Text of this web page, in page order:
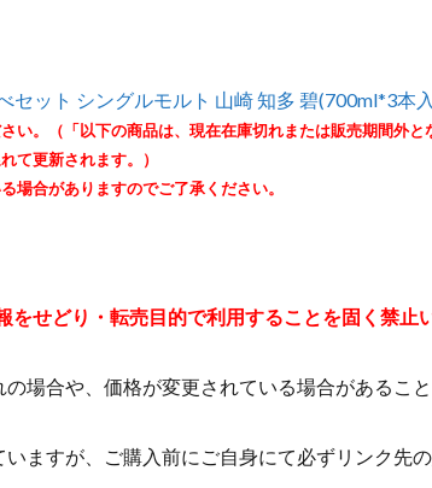
セット シングルモルト 山崎 知多 碧(700ml*3本
い。（「以下の商品は、現在在庫切れまたは販売期間外と
て更新されます。）
合がありますのでご了承ください。
せどり・転売目的で利用することを固く禁止
場合や、価格が変更されている場合があるこ
ますが、ご購入前にご自身にて必ずリンク先